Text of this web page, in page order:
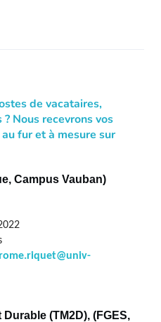
de vacataires,
Nous recevrons vos
fur et à mesure sur
Campus Vauban)
(TM2D), (FGES,